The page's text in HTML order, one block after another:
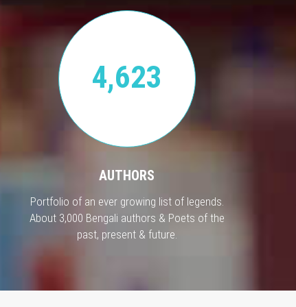
4,623
AUTHORS
Portfolio of an ever growing list of legends.
About 3,000 Bengali authors & Poets of the
past, present & future.